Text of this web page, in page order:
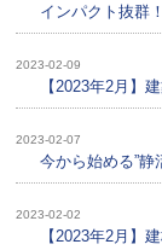
インパクト抜群
2023-02-09
【2023年2月】
2023-02-07
今から始める”静
2023-02-02
【2023年2月】